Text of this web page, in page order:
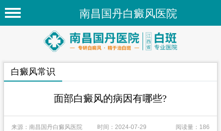
南昌国丹白癜风医院
首页
医院新闻
专家团队
先进技术
白癜风常识
面部白癜风的病因有哪些?
来源：南昌国丹白癜风医院 时间：2024-07-29 阅读量：186